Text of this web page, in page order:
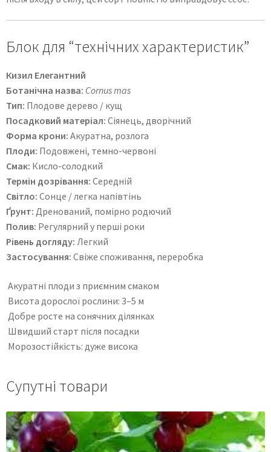
Блок для “технічних характеристик”
Кизил Елегантний
Ботанічна назва: Cornus mas
Тип: Плодове дерево / кущ
Посадковий матеріал: Сіянець, дворічний
Форма крони: Акуратна, розлога
Плоди: Подовжені, темно-червоні
Смак: Кисло-солодкий
Термін дозрівання: Середній
Світло: Сонце / легка напівтінь
Ґрунт: Дренований, помірно родючий
Полив: Регулярний у перші роки
Рівень догляду: Легкий
Застосування: Свіже споживання, переробка
Акуратні плоди з приємним смаком
Висота дорослої рослини: 3–5 м
Добре росте на сонячних ділянках
Швидший старт після посадки
Морозостійкість: дуже висока
Супутні товари